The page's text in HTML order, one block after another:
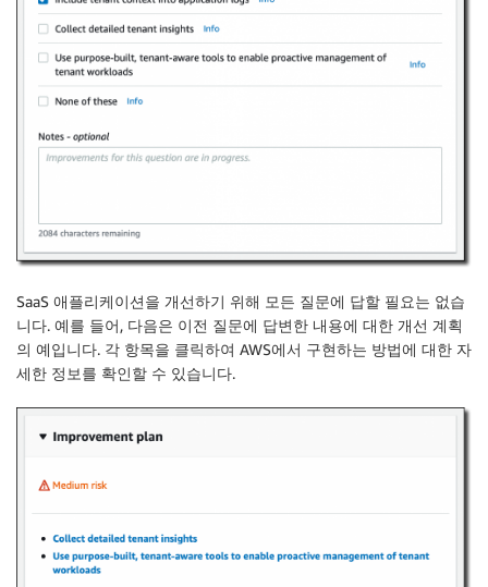
SaaS 애플리케이션을 개선하기 위해 모든 질문에 답할 필요는 없습
니다. 예를 들어, 다음은 이전 질문에 답변한 내용에 대한 개선 계획
의 예입니다. 각 항목을 클릭하여 AWS에서 구현하는 방법에 대한 자
세한 정보를 확인할 수 있습니다.